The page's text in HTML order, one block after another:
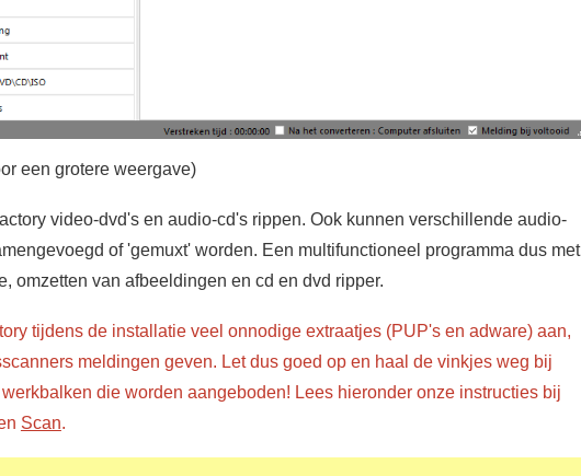
een grotere weergave)
video-dvd's en audio-cd's rippen. Ook kunnen verschillende audio-
of 'gemuxt' worden. Een multifunctioneel programma dus met
omzetten van afbeeldingen en cd en dvd ripper.
tijdens de installatie veel onnodige extraatjes (PUP's en adware) aan,
meldingen geven. Let dus goed op en haal de vinkjes weg bij
die worden aangeboden! Lees hieronder onze instructies bij
Scan.